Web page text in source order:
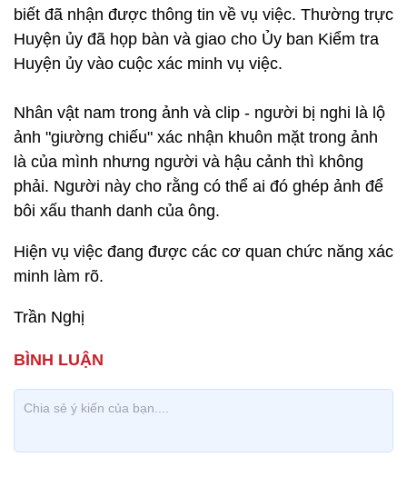
biết đã nhận được thông tin về vụ việc. Thường trực
Huyện ủy đã họp bàn và giao cho Ủy ban Kiểm tra
Huyện ủy vào cuộc xác minh vụ việc.
Nhân vật nam trong ảnh và clip - người bị nghi là lộ
ảnh "giường chiếu" xác nhận khuôn mặt trong ảnh
là của mình nhưng người và hậu cảnh thì không
phải. Người này cho rằng có thể ai đó ghép ảnh để
bôi xấu thanh danh của ông.
Hiện vụ việc đang được các cơ quan chức năng xác
minh làm rõ.
Trần Nghị